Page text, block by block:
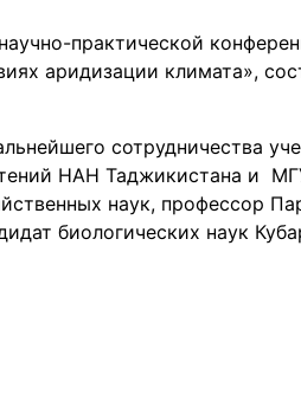
практической
аридизации климата»,
сотрудничества
НАН Таджикистана и
наук, профессор
биологических наук